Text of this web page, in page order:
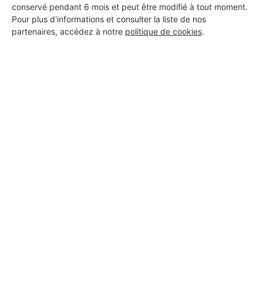
conservé pendant 6 mois et peut être modifié à tout moment.
Pour plus d'informations et consulter la liste de nos
partenaires, accédez à notre politique de cookies.